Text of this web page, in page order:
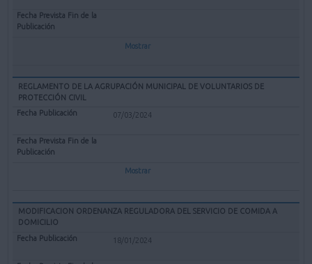
Mostrar
REGLAMENTO DE LA AGRUPACIÓN MUNICIPAL DE VOLUNTARIOS DE
PROTECCIÓN CIVIL
07/03/2024
Mostrar
MODIFICACION ORDENANZA REGULADORA DEL SERVICIO DE COMIDA A
DOMICILIO
18/01/2024